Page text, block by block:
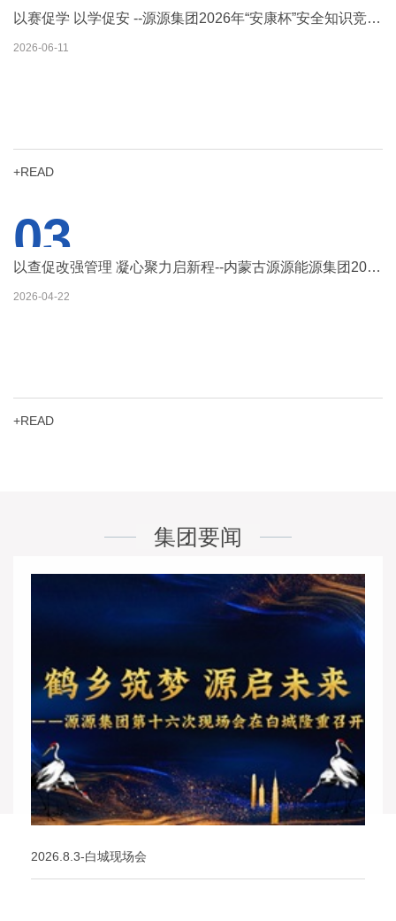
以赛促学 以学促安 --源源集团2026年“安康杯”安全知识竞赛圆满举行
2026-06-11
+READ
03 以查促改强管理 凝心聚力启新程--内蒙古源源能源集团2026年综合大检查圆满结束
2026-04-22
+READ
集团要闻
2026.8.3-白城现场会